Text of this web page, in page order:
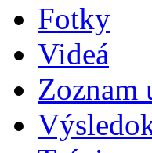
Fotky
Videá
Zoznam